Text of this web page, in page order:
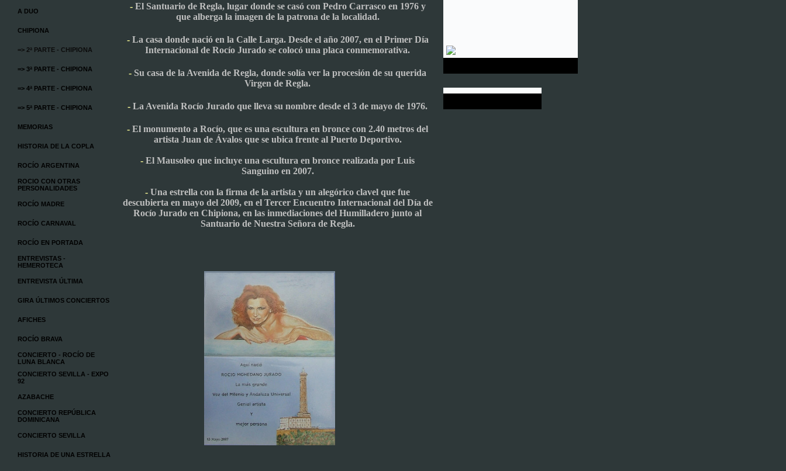
A DUO
CHIPIONA
=> 2ª PARTE - CHIPIONA
=> 3ª PARTE - CHIPIONA
=> 4ª PARTE - CHIPIONA
=> 5ª PARTE - CHIPIONA
MEMORIAS
HISTORIA DE LA COPLA
ROCÍO ARGENTINA
ROCIO CON OTRAS
PERSONALIDADES
ROCÍO MADRE
ROCÍO CARNAVAL
ROCÍO EN PORTADA
ENTREVISTAS -
HEMEROTECA
ENTREVISTA ÚLTIMA
GIRA ÚLTIMOS CONCIERTOS
AFICHES
ROCÍO BRAVA
CONCIERTO - ROCÍO DE
LUNA BLANCA
CONCIERTO SEVILLA - EXPO
92
AZABACHE
CONCIERTO REPÚBLICA
DOMINICANA
CONCIERTO SEVILLA
HISTORIA DE UNA ESTRELLA
- El Santuario de Regla, lugar donde se casó con Pedro Carrasco en 1976 y
que alberga la imagen de la patrona de la localidad.
-La casa donde nació en la Calle Larga. Desde el año 2007, en el Primer Día
Internacional de Rocío Jurado se colocó una placa conmemorativa.
- Su casa de la Avenida de Regla, donde solía ver la procesión de su querida
Virgen de Regla.
- La Avenida Rocío Jurado que lleva su nombre desde el 3 de mayo de 1976.
- El monumento a Rocío, que es una escultura en bronce con 2.40 metros del
artista Juan de Ávalos que se ubica frente al Puerto Deportivo.
- El Mausoleo que incluye una escultura en bronce realizada por Luis
Sanguino en 2007.
- Una estrella con la firma de la artista y un alegórico clavel que fue
descubierta en mayo del 2009, en el Tercer Encuentro Internacional del Día de
Rocío Jurado en Chipiona, en las inmediaciones del Humilladero junto al
Santuario de Nuestra Señora de Regla.